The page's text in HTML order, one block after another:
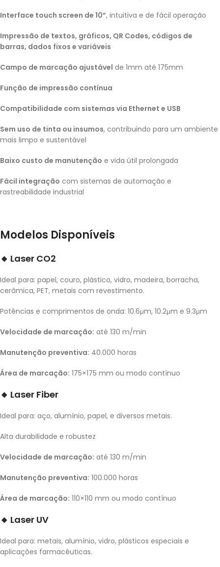
Interface touch screen de 10”, intuitiva e de fácil operação
Impressão de textos, gráficos, QR Codes, códigos de
barras, dados fixos e variáveis
Campo de marcação ajustável de 1mm até 175mm
Função de impressão contínua
Compatibilidade com sistemas via Ethernet e USB
Sem uso de tinta ou insumos, contribuindo para um ambiente
mais limpo e sustentável
Baixo custo de manutenção e vida útil prolongada
Fácil integração com sistemas de automação e
rastreabilidade industrial
Modelos Disponíveis
🔸 Laser CO2
Ideal para: papel, couro, plástico, vidro, madeira, borracha,
cerâmica, PET, metais com revestimento.
Potências e comprimentos de onda: 10.6μm, 10.2μm e 9.3μm
Velocidade de marcação: até 130 m/min
Manutenção preventiva: 40.000 horas
Área de marcação: 175×175 mm ou modo contínuo
🔸 Laser Fiber
Ideal para: aço, alumínio, papel, e diversos metais.
Alta durabilidade e robustez
Velocidade de marcação: até 130 m/min
Manutenção preventiva: 100.000 horas
Área de marcação: 110×110 mm ou modo contínuo
🔸 Laser UV
Ideal para: metais, alumínio, vidro, plásticos especiais e
aplicações farmacêuticas.